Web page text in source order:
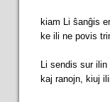
kiam Li ŝanĝis
ke ili ne povis
Li sendis sur
kaj ranojn, kiuj